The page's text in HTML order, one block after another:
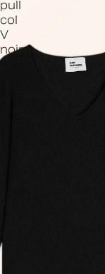
pull
col
V
noir